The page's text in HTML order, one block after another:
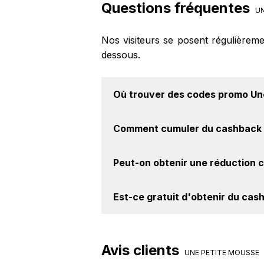
Questions fréquentes
Nos visiteurs se posent
dessous.
Où trouver des codes promo
disponibles sur notre site
Comment cumuler du cashback
bouton Activer le cashback,
Peut-on obtenir une réduction
le site web de Une Petite Mousse.
Est-ce gratuit d'obtenir du
Avis clients UNE PETITE MOUSSE